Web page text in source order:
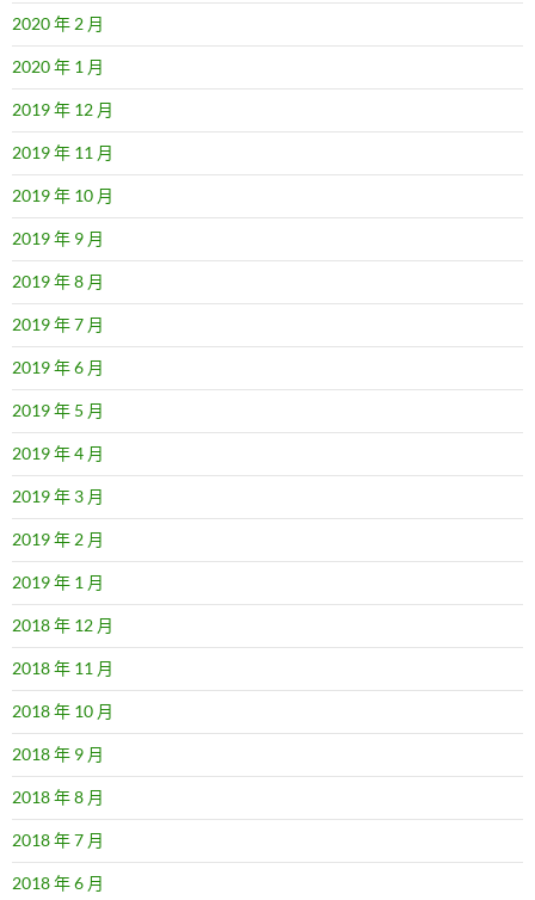
2020 年 2 月
2020 年 1 月
2019 年 12 月
2019 年 11 月
2019 年 10 月
2019 年 9 月
2019 年 8 月
2019 年 7 月
2019 年 6 月
2019 年 5 月
2019 年 4 月
2019 年 3 月
2019 年 2 月
2019 年 1 月
2018 年 12 月
2018 年 11 月
2018 年 10 月
2018 年 9 月
2018 年 8 月
2018 年 7 月
2018 年 6 月